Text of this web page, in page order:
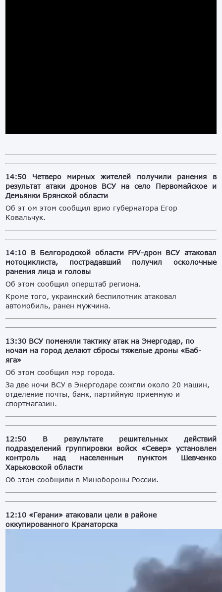
14:50 Четверо мирных жителей получили ранения в
результат атаки дронов ВСУ на село Первомайское и
Демьянки Брянской области
Об эт ом этом сообщил врио губернатора Егор
Ковальчук.
14:10 В Белгородской области FPV-дрон ВСУ атаковал
мотоциклиста, пострадавший получил осколочные
ранения лица и головы
Об этом сообщил оперштаб региона.
Кроме того, украинский беспилотник атаковал
автомобиль, ранен мужчина.
13:30 ВСУ поменяли тактику атак на Энергодар, по
ночам на город делают сбросы тяжелые дроны «Баб-
яга»
Об этом сообщил мэр города.
За две ночи ВСУ в Энергодаре сожгли около 20 машин,
отделение почты, банк, партийную приемную и
спортмагазин.
12:50 В результате решительных действий
подразделений группировки войск «Север» установлен
контроль над населенным пунктом Шевченко
Харьковской области
Об этом сообщили в Минобороны России.
12:10 «Герани» атаковали цели в районе
оккупированного Краматорска